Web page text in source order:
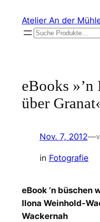
Inhalt
springen
Atelier An der
Suchen
eBooks »’n
über
Nov. 7, 2012—
in Fotografie
eBook ’n büschen
Ilona Weinhold-
Wackernah